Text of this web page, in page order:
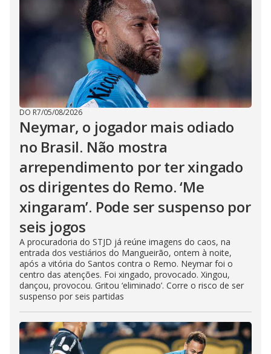
DO R7/05/08/2026
Neymar, o jogador mais odiado
no Brasil. Não mostra
arrependimento por ter xingado
os dirigentes do Remo. ‘Me
xingaram’. Pode ser suspenso por
seis jogos
A procuradoria do STJD já reúne imagens do caos, na
entrada dos vestiários do Mangueirão, ontem à noite,
após a vitória do Santos contra o Remo. Neymar foi o
centro das atenções. Foi xingado, provocado. Xingou,
dançou, provocou. Gritou ‘eliminado’. Corre o risco de ser
suspenso por seis partidas